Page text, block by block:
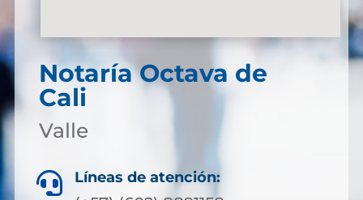
Notaría Octava de
Cali
Valle
 Líneas de atención: